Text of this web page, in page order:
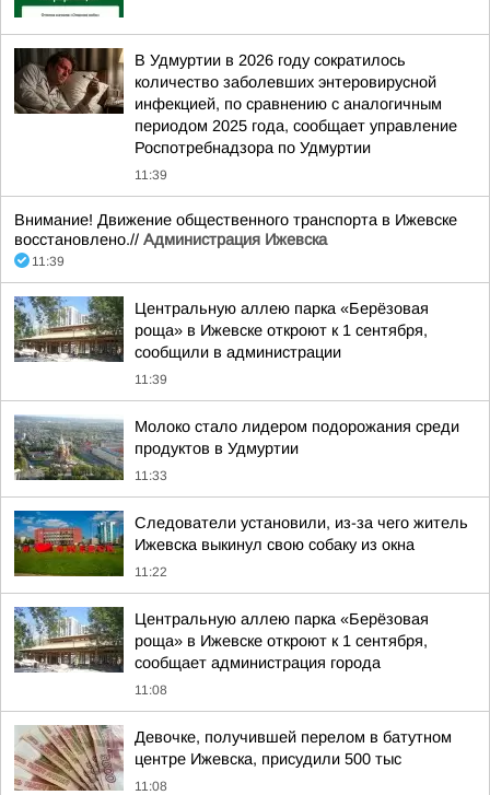
В Удмуртии в 2026 году сократилось
количество заболевших энтеровирусной
инфекцией, по сравнению с аналогичным
периодом 2025 года, сообщает управление
Роспотребнадзора по Удмуртии
11:39
Внимание! Движение общественного транспорта в Ижевске
восстановлено.// Администрация Ижевска
11:39
Центральную аллею парка «Берёзовая
роща» в Ижевске откроют к 1 сентября,
сообщили в администрации
11:39
Молоко стало лидером подорожания среди
продуктов в Удмуртии
11:33
Следователи установили, из-за чего житель
Ижевска выкинул свою собаку из окна
11:22
Центральную аллею парка «Берёзовая
роща» в Ижевске откроют к 1 сентября,
сообщает администрация города
11:08
Девочке, получившей перелом в батутном
центре Ижевска, присудили 500 тыс
11:08